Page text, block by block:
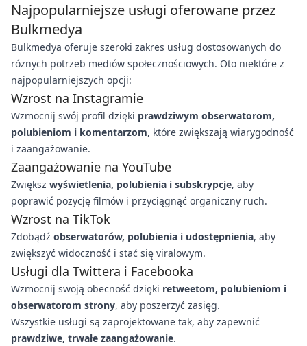
Najpopularniejsze usługi oferowane przez
Bulkmedya
Bulkmedya oferuje szeroki zakres usług dostosowanych do
różnych potrzeb mediów społecznościowych. Oto niektóre z
najpopularniejszych opcji:
Wzrost na Instagramie
Wzmocnij swój profil dzięki prawdziwym obserwatorom,
polubieniom i komentarzom, które zwiększają wiarygodność
i zaangażowanie.
Zaangażowanie na YouTube
Zwiększ wyświetlenia, polubienia i subskrypcje, aby
poprawić pozycję filmów i przyciągnąć organiczny ruch.
Wzrost na TikTok
Zdobądź obserwatorów, polubienia i udostępnienia, aby
zwiększyć widoczność i stać się viralowym.
Usługi dla Twittera i Facebooka
Wzmocnij swoją obecność dzięki retweetom, polubieniom i
obserwatorom strony, aby poszerzyć zasięg.
Wszystkie usługi są zaprojektowane tak, aby zapewnić
prawdziwe, trwałe zaangażowanie.